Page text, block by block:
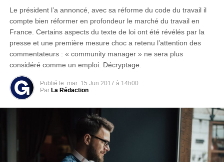
Le président l’a annoncé, avec sa réforme du code du travail il
compte bien réformer en profondeur le marché du travail en
France. Certains aspects du texte de loi ont été révélés par la
presse et une première mesure choc a retenu l’attention des
commentateurs : « community manager » ne sera plus
considéré comme un emploi. Décryptage.
Publié le mar 15 Jun 2017 à 14h00
Par La Rédaction